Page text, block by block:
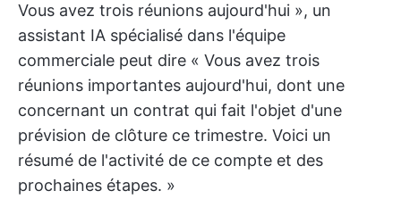
Vous avez trois réunions aujourd'hui », un
assistant IA spécialisé dans l'équipe
commerciale peut dire « Vous avez trois
réunions importantes aujourd'hui, dont une
concernant un contrat qui fait l'objet d'une
prévision de clôture ce trimestre. Voici un
résumé de l'activité de ce compte et des
prochaines étapes. »